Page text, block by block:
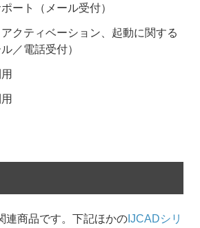
ート（メール受付）
クティベーション、起動に関する
／電話受付）
連商品です。下記ほかの IJCADシリ